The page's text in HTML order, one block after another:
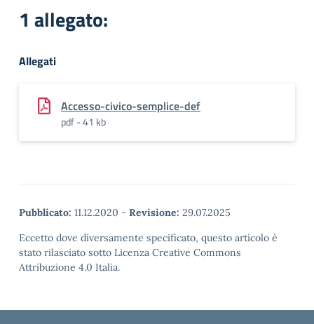
1 allegato:
Allegati
Accesso-civico-semplice-def
pdf - 41 kb
Pubblicato: 11.12.2020 - Revisione: 29.07.2025
Eccetto dove diversamente specificato, questo articolo è
stato rilasciato sotto Licenza Creative Commons
Attribuzione 4.0 Italia.